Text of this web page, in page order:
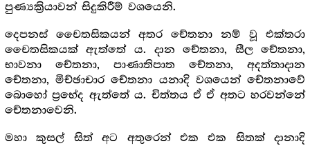
පුණ්‍යක්‍රියාවන් සිදුකිරීම් වශයෙනි.
දෙපනස් චෛතසිකයන් අතර චේතනා නම් වූ එක්තරා
චෛතසිකයක් ඇත්තේ ය. දාන චේතනා, සීල චේතනා,
භාවනා චේතනා, පාණාතිපාත චේතනා, අදත්තාදාන
චේතනා, මිච්ඡාචාර චේතනා යනාදි වශයෙන් චේතනාවේ
බොහෝ ප්‍රභේද ඇත්තේ ය. චිත්තය ඒ ඒ අතට හරවන්නේ
චේතනාවෙනි.
මහා කුසල් සිත් අට අතුරෙන් එක එක සිතක් දානාදි